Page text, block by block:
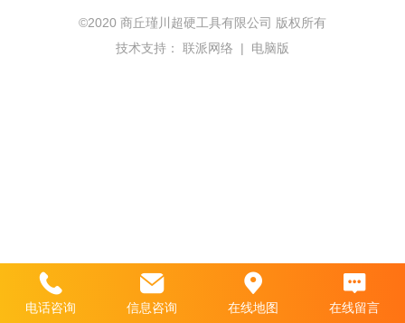
©2020 商丘瑾川超硬工具有限公司 版权所有
技术支持： 联派网络 | 电脑版
电话咨询 信息咨询 在线地图 在线留言